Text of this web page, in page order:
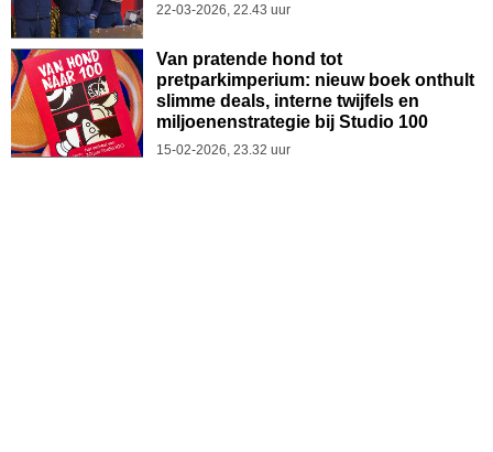
22-03-2026, 22.43 uur
Van pratende hond tot
pretparkimperium: nieuw boek onthult
slimme deals, interne twijfels en
miljoenenstrategie bij Studio 100
15-02-2026, 23.32 uur